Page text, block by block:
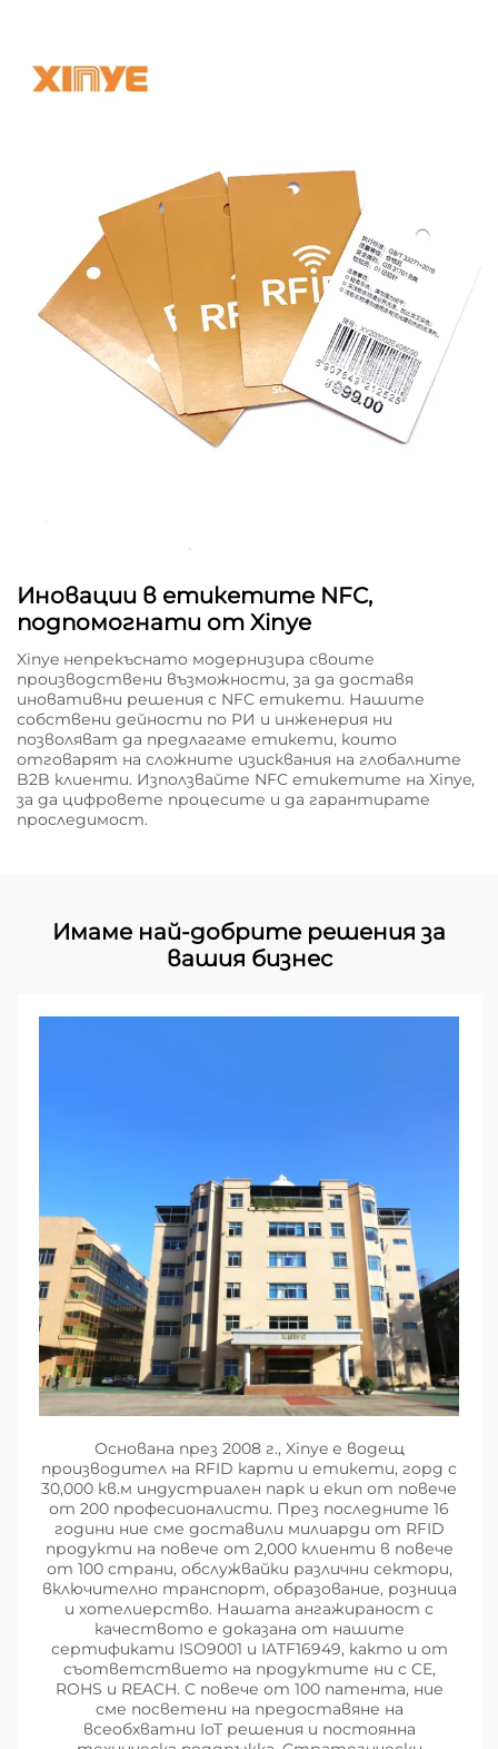
Иновации в етикетите NFC,
подпомогнати от Xinye
Xinye непрекъснато модернизира своите
производствени възможности, за да доставя
иновативни решения с NFC етикети. Нашите
собствени дейности по РИ и инженерия ни
позволяват да предлагаме етикети, които
отговарят на сложните изисквания на глобалните
B2B клиенти. Използвайте NFC етикетите на Xinye,
за да цифровете процесите и да гарантирате
проследимост.
Имаме най-добрите решения за
вашия бизнес
Основана през 2008 г., Xinye е водещ
производител на RFID карти и етикети, горд с
30,000 кв.м индустриален парк и екип от повече
от 200 професионалисти. През последните 16
години ние сме доставили милиарди от RFID
продукти на повече от 2,000 клиенти в повече
от 100 страни, обслужвайки различни сектори,
включително транспорт, образование, розница
и хотелиерство. Нашата ангажираност с
качеството е доказана от нашите
сертификати ISO9001 и IATF16949, както и от
съответствието на продуктите ни с CE,
ROHS и REACH. С повече от 100 патента, ние
сме посветени на предоставяне на
всеобхватни IoT решения и постоянна